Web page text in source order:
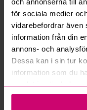
för sociala medier
vidarebefordrar även
information från din
annons- och
Dessa kan i sin tur
information som du
samlat in när du har
Kan ni frakta mina
Läs